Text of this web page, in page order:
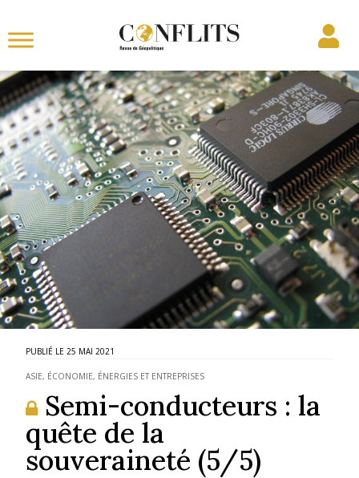
25 MAI 2021
ASIE, ÉCONOMIE, ÉNERGIES ET ENTREPRISES
Semi-conducteurs : la
quête de la
souveraineté (5/5)